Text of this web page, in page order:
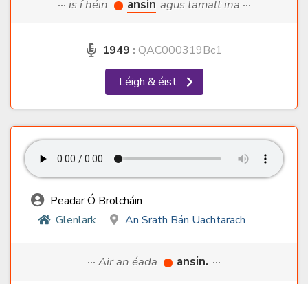
··· is í héin ansin agus tamalt ina ···
1949 : QAC000319Bc1
Léigh & éist
Peadar Ó Brolcháin
Glenlark
An Srath Bán Uachtarach
··· Air an éada ansin. ···